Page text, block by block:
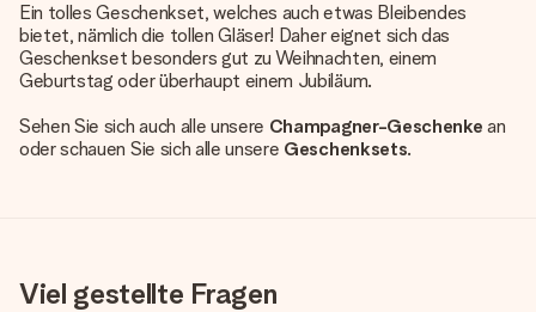
Ein tolles Geschenkset, welches auch etwas Bleibendes
bietet, nämlich die tollen Gläser! Daher eignet sich das
Geschenkset besonders gut zu Weihnachten, einem
Geburtstag oder überhaupt einem Jubiläum.
Sehen Sie sich auch alle unsere Champagner-Geschenke an
oder schauen Sie sich alle unsere Geschenksets.
Viel gestellte Fragen